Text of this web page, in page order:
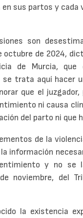
sus partos y
son
octubre de 2024,
de Murcia, que
se trata aquí hacer
que el
ni causa
del parto ni que
de la
información
y no se
noviembre, del
la existencia